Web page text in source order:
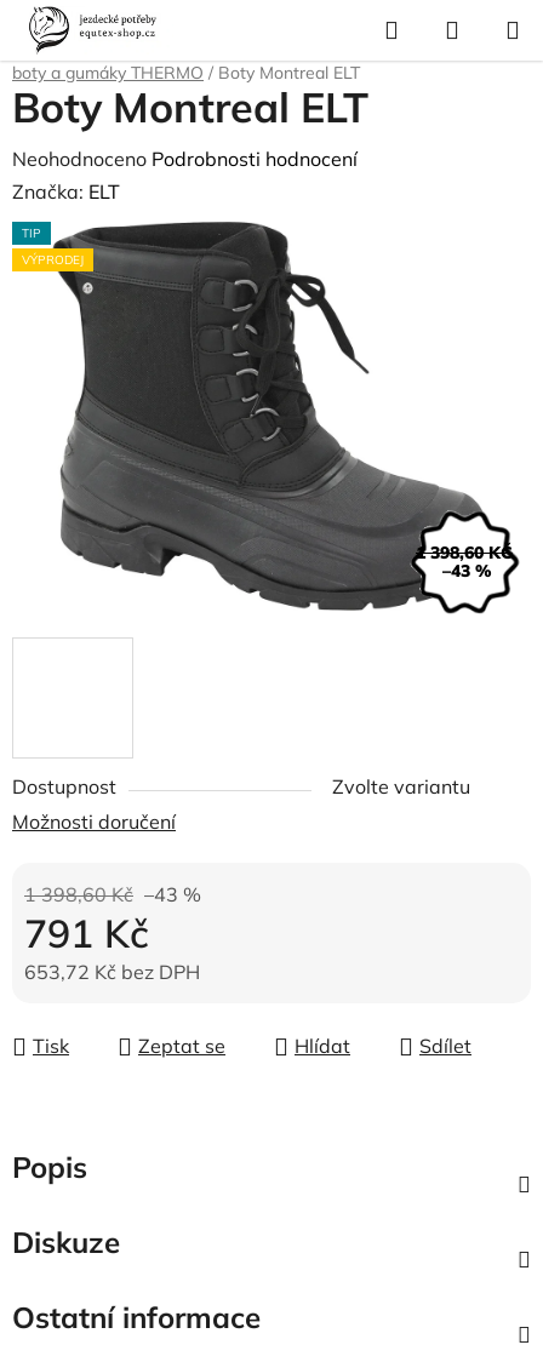
Přejít
obsah
Hledat
KOŠÍK
Domů
Pro jezdce
boty a gumáky THERMO / Boty Montreal ELT
Dostupnost
Zvolte variantu
Možnosti doručení
1 398,60 Kč –43 %
791 Kč
653,72 Kč bez DPH
Tisk Zeptat se Hlídat Sdílet
Boty Montreal ELT
Průměrné
hodnocení
produktu
je
hvězdiček.
Neohodnoceno Podrobnosti hodnocení
Značka: ELT
TIP
VÝPRODEJ
1 398,60 KČ
–43 %
Popis
Diskuze
Ostatní informace